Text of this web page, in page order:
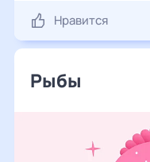
Нравится
Рыбы